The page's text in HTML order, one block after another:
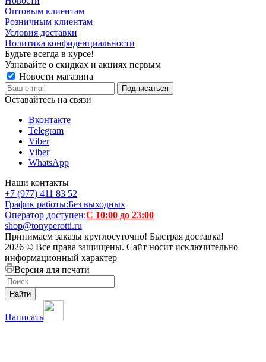
Оптовым клиентам
Розничным клиентам
Условия доставки
Политика конфиденциальности
Будьте всегда в курсе!
Узнавайте о скидках и акциях первым
Новости магазина
Оставайтесь на связи
Вконтакте
Telegram
Viber
Viber
WhatsApp
Наши контакты
+7 (977) 411 83 52
График работы:Без выходных
Оператор доступен:С 10:00 до 23:00
shop@tonyperotti.ru
Принимаем заказы круглосуточно! Быстрая доставка!
2026 © Все права защищены. Сайт носит исключительно
информационный характер
Версия для печати
Найти
Написать